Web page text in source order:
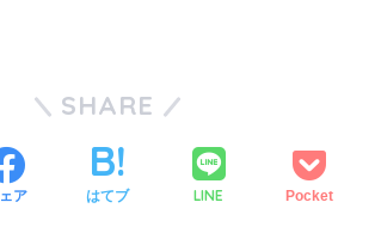
SHARE
ア はてブ LINE Pocket